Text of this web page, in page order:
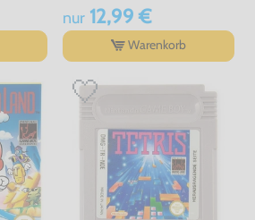
nur12,99 €
Warenkorb